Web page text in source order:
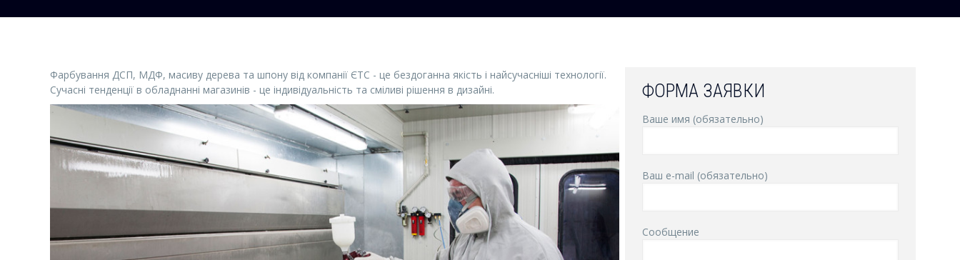
Фарбування ДСП, МДФ, масиву дерева та шпону від компанії ЄТС - це бездоганна якість і найсучасніші технології.
Сучасні тенденції в обладнанні магазинів - це індивідуальність та сміливі рішення в дизайні.
ФОРМА ЗАЯВКИ
Ваше имя (обязательно)
Ваш e-mail (обязательно)
Сообщение